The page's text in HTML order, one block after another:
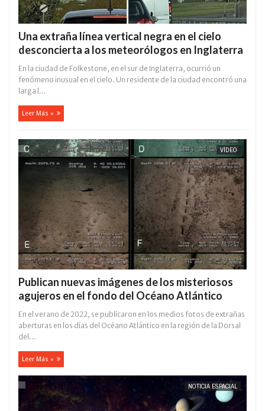
Una extraña línea vertical negra en el cielo
desconcierta a los meteorólogos en Inglaterra
En la ciudad de Folkestone, en el sur de Inglaterra, ocurrió un
fenómeno inusual en el cielo. Un residente de la ciudad encontró una
larga l...
Leer Más »
VÍDEO
Publican nuevas imágenes de los misteriosos
agujeros en el fondo del Océano Atlántico
En el verano de 2022, se publicaron en los medios fotos de extrañas
aberturas en los días del Océano Atlántico en la región de la Dorsal
del...
Leer Más »
NOTICIA ESPACIAL